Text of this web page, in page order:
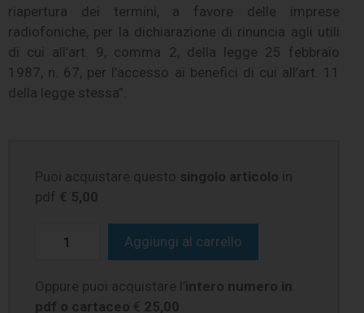
riapertura dei termini, a favore delle imprese
radiofoniche, per la dichiarazione di rinuncia agli utili
di cui all’art. 9, comma 2, della legge 25 febbraio
1987, n. 67, per l’accesso ai benefici di cui all’art. 11
della legge stessa”.
Puoi acquistare questo singolo articolo in
pdf € 5,00
Aggiungi al carrello
Oppure puoi acquistare l’intero numero in
pdf o cartaceo € 25,00